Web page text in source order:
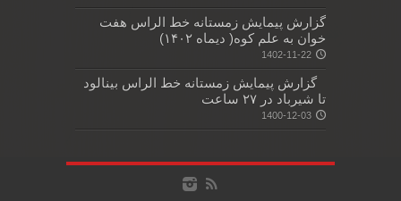
گزارش پیمایش زمستانه خط الراس هفت
خوان به علم کوه( دیماه ۱۴۰۲)
1402-11-22
گزارش پیمایش زمستانه خط الراس بینالود
تا شیرباد در ۲۷ ساعت
1400-12-03